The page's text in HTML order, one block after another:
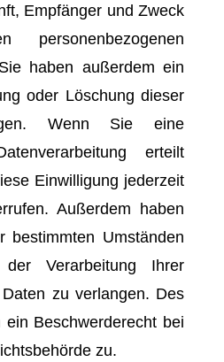
Empfänger und Zweck
personenbezogenen
haben außerdem ein
oder Löschung dieser
Wenn Sie eine
erteilt
Einwilligung jederzeit
Außerdem haben
bestimmten Umständen
Verarbeitung Ihrer
zu verlangen. Des
Beschwerderecht bei
zu.